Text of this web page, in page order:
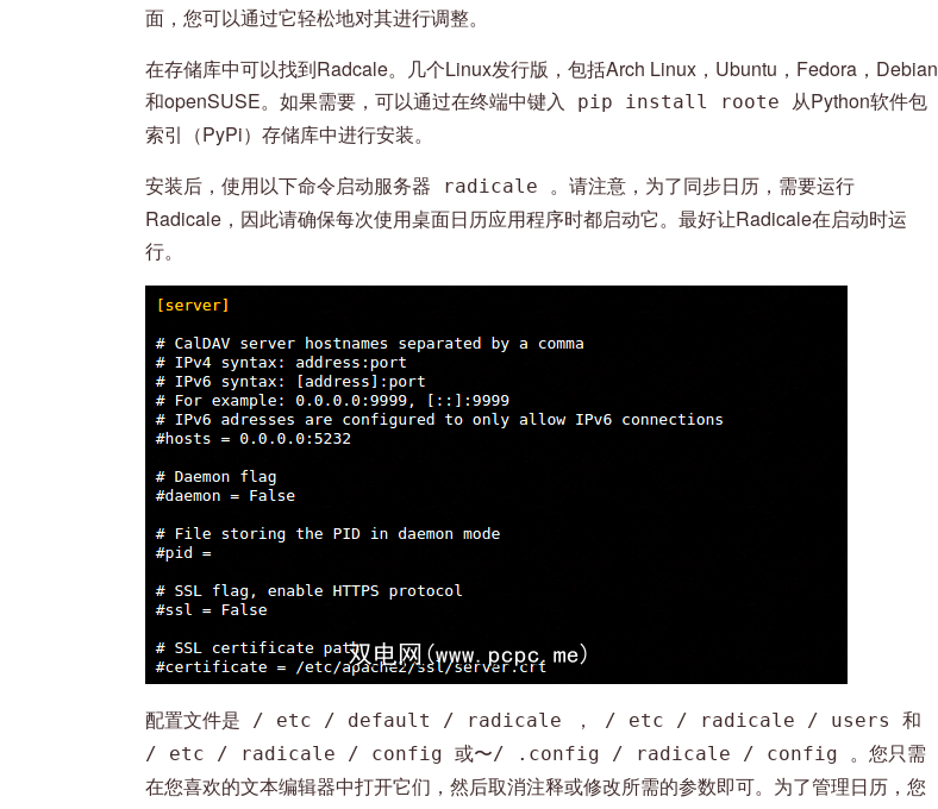
面，您可以通过它轻松地对其进行调整。
在存储库中可以找到Radcale。几个Linux发行版，包括Arch Linux，Ubuntu，Fedora，Debian
和openSUSE。如果需要，可以通过在终端中键入
pip install roote 从Python软件包
索引（PyPi）存储库中进行安装。
安装后，使用以下命令启动服务器 radicale 。请注意，为了同步日历，需要运行
Radicale，因此请确保每次使用桌面日历应用程序时都启动它。最好让Radicale在启动时运
行。
配置文件是 / etc / default / radicale ， / etc / radicale / users 和
/ etc / radicale / config 或〜/ .config / radicale / config 。您只需
在您喜欢的文本编辑器中打开它们，然后取消注释或修改所需的参数即可。为了管理日历，您